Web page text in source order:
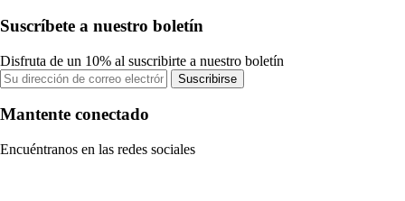
Suscríbete a nuestro boletín
Disfruta de un 10% al suscribirte a nuestro boletín
Suscribirse
Mantente conectado
Encuéntranos en las redes sociales